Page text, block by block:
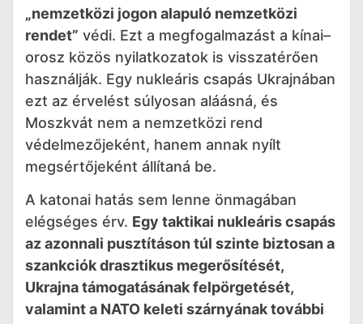
„nemzetközi jogon alapuló nemzetközi
rendet” védi. Ezt a megfogalmazást a kínai–
orosz közös nyilatkozatok is visszatérően
használják. Egy nukleáris csapás Ukrajnában
ezt az érvelést súlyosan aláásná, és
Moszkvát nem a nemzetközi rend
védelmezőjeként, hanem annak nyílt
megsértőjeként állítaná be.
A katonai hatás sem lenne önmagában
elégséges érv. Egy taktikai nukleáris csapás
az azonnali pusztításon túl szinte biztosan a
szankciók drasztikus megerősítését,
Ukrajna támogatásának felpörgetését,
valamint a NATO keleti szárnyának további